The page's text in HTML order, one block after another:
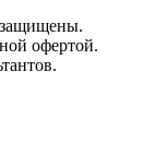
офертой.